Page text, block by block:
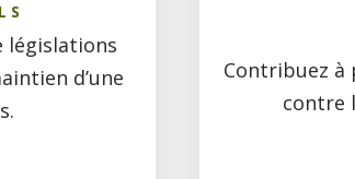
législations
d’une
Contribuez à
contre